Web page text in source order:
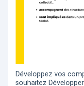
Développez vos
souhaitez